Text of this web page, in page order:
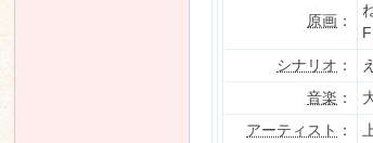
原画 ：
シナリオ ：
音楽 ：
アーティスト ：